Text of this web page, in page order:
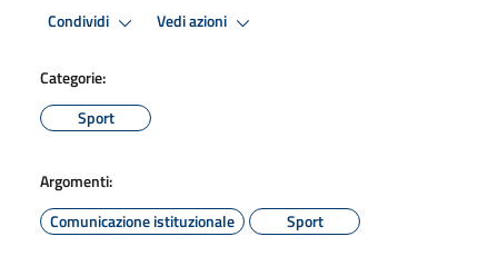
Condividi Vedi azioni
Categorie:
Sport
Argomenti:
Comunicazione istituzionale
Sport